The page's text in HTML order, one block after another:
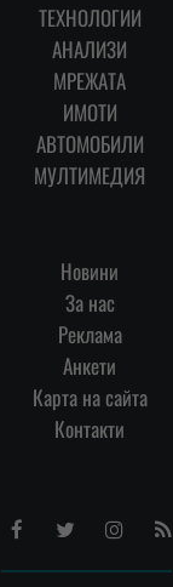
ТЕХНОЛОГИИ
АНАЛИЗИ
МРЕЖАТА
ИМОТИ
АВТОМОБИЛИ
МУЛТИМЕДИЯ
Новини
За нас
Реклама
Анкети
Карта на сайта
Контакти
FacebookTwitterInstagram
RSS